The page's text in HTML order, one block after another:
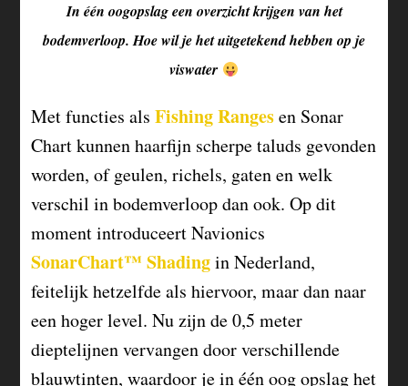
In één oogopslag een overzicht krijgen van het
bodemverloop. Hoe wil je het uitgetekend hebben op je
viswater
Met functies alsFishing Rangesen Sonar
Chart kunnen haarfijn scherpe taluds gevonden
worden, of geulen, richels, gaten en welk
verschil in bodemverloop dan ook. Op dit
moment introduceert Navionics
SonarChart™ Shadingin Nederland,
feitelijk hetzelfde als hiervoor, maar dan naar
een hoger level. Nu zijn de 0,5 meter
dieptelijnen vervangen door verschillende
blauwtinten, waardoor je in één oog opslag het